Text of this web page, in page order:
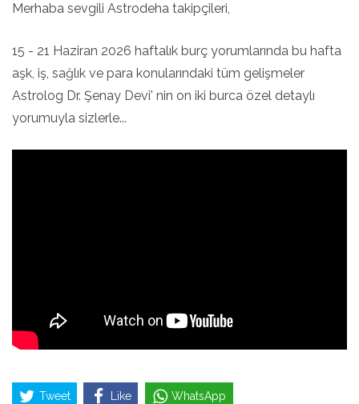
Merhaba sevgili Astrodeha takipçileri,
15 - 21 Haziran 2026 haftalık burç yorumlarında bu hafta
aşk, iş, sağlık ve para konularındaki tüm gelişmeler
Astrolog Dr. Şenay Devi' nin on iki burca özel detaylı
yorumuyla sizlerle...
Tweet Like WhatsApp